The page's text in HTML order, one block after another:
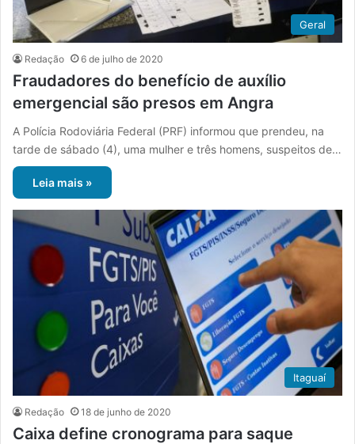
Geral
Redação 6 de julho de 2020
Fraudadores do benefício de auxílio
emergencial são presos em Angra
A Polícia Rodoviária Federal (PRF) informou que prendeu, na
tarde de sábado (4), uma mulher e três homens, suspeitos de…
Leia mais »
Itaguaí
Redação 18 de junho de 2020
Caixa define cronograma para saque